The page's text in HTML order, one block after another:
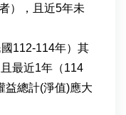
），且近5年未
112-114年）其
最近1年（114
益總計(淨值)應大